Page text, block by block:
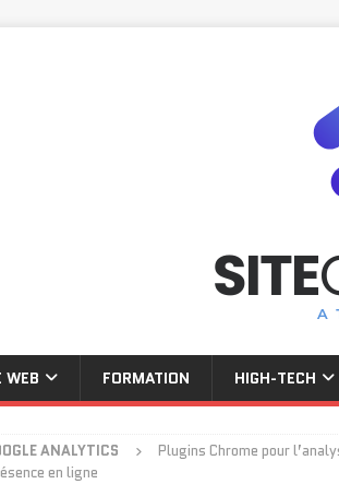
WEB FORMATION HIGH-TECH
ANALYTICS
Plugins Chrome pour
en ligne